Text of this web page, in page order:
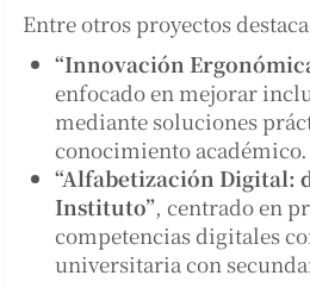
Entre otros proyectos
“Innovación
enfocado en mejorar
mediante soluciones
conocimiento académico.
“Alfabetización Digital:
Instituto”, centrado en
competencias digitales
universitaria con